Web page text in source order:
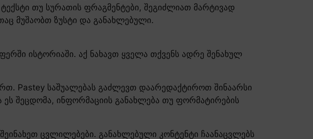
თუ სურათის ფრაგმენტები, შეგიძლიათ მარტივად
მუშაობთ ზუსტი და განახლებული.
ისტორიაში. აქ ნახავთ ყველა თქვენს ადრე შენახულ
Pastey საშუალებას გაძლევთ დაარედაქტიროთ შინაარსი
შეცდომა, ინფორმაციის განახლება თუ ფორმატირების
ცვლილებები. განახლებული კონტენტი ჩაანაცვლებს